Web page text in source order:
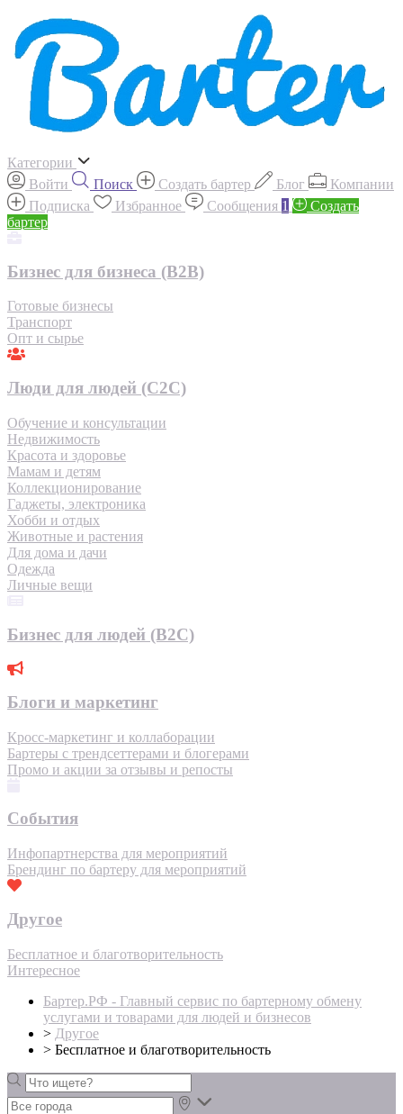
Категории
Войти
Поиск Создать бартер Блог
Компании
Подписка
Избранное Сообщения 1
Создать
бартер
Бизнес для бизнеса (B2B)
Готовые бизнесы
Транспорт
Опт и сырье
Люди для людей (С2С)
Обучение и консультации
Недвижимость
Красота и здоровье
Мамам и детям
Коллекционирование
Гаджеты, электроника
Хобби и отдых
Животные и растения
Для дома и дачи
Одежда
Личные вещи
Бизнес для людей (B2C)
Блоги и маркетинг
Кросс-маркетинг и коллаборации
Бартеры с трендсеттерами и блогерами
Промо и акции за отзывы и репосты
События
Инфопартнерства для мероприятий
Брендинг по бартеру для мероприятий
Другое
Бесплатное и благотворительность
Интересное
Бартер.РФ - Главный сервис по бартерному обмену
услугами и товарами для людей и бизнесов
> Другое
> Бесплатное и благотворительность